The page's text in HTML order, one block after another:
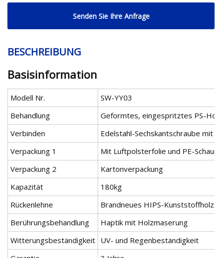
Senden Sie Ihre Anfrage
BESCHREIBUNG
Basisinformation
Modell Nr.
SW-YY03
Behandlung
Geformtes, eingespritztes PS-Holz
Verbinden
Edelstahl-Sechskantschraube mit
Verpackung 1
Mit Luftpolsterfolie und PE-
Verpackung 2
Kartonverpackung
Kapazität
180kg
Rückenlehne
Brandneues HIPS-Kunststoffholz
Berührungsbehandlung
Haptik mit Holzmaserung
Witterungsbeständigkeit UV- und Regenbeständigkeit